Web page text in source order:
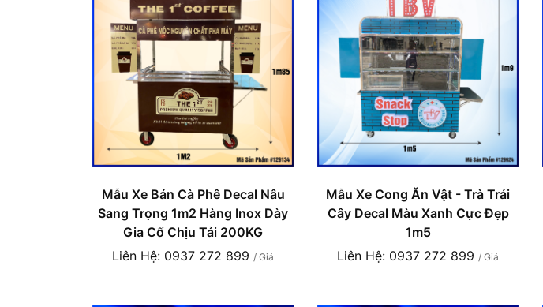
Mẫu Xe Bán Cà Phê Decal Nâu
Sang Trọng 1m2 Hàng Inox Dày
Gia Cố Chịu Tải 200KG
Liên Hệ: 0937 272 899 / Giá
Mẫu Xe Cong Ăn Vật - Trà Trái
Cây Decal Màu Xanh Cực Đẹp
1m5
Liên Hệ: 0937 272 899 / Giá